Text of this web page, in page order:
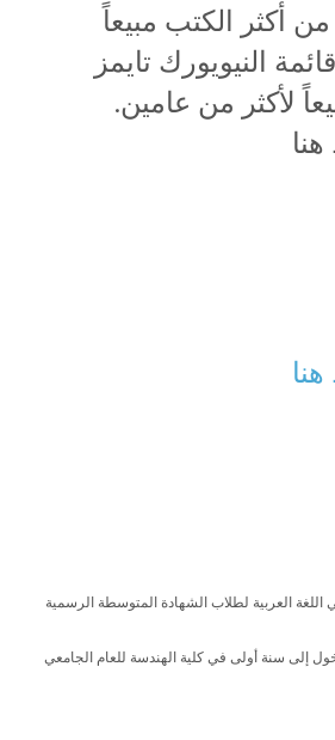
أكثر الكتب مبيعاً
النيويورك تايمز
لأكثر من عامين.
اللغة العربية لطلاب الشهادة المتوسطة الرسمية
إلى سنة أولى في كلية الهندسة للعام الجامعي